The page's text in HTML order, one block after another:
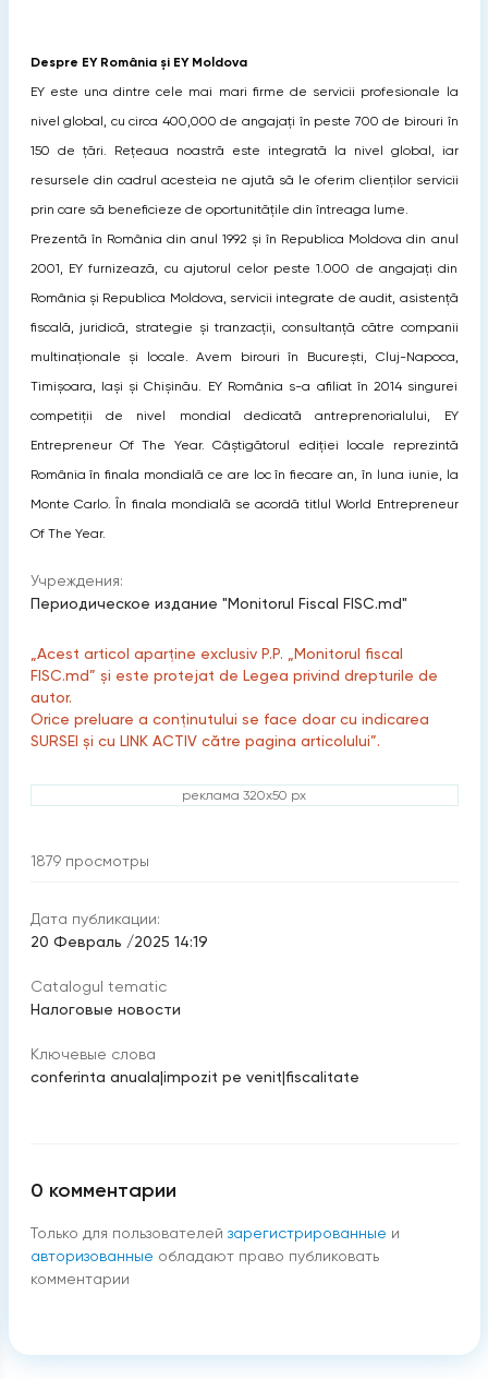
Despre EY România și EY Moldova
EY este una dintre cele mai mari firme de servicii profesionale la
nivel global, cu circa 400,000 de angajați în peste 700 de birouri în
150 de țări. Rețeaua noastră este integrată la nivel global, iar
resursele din cadrul acesteia ne ajută să le oferim clienților servicii
prin care să beneficieze de oportunitățile din întreaga lume.
Prezentă în România din anul 1992 și în Republica Moldova din anul
2001, EY furnizează, cu ajutorul celor peste 1.000 de angajați din
România și Republica Moldova, servicii integrate de audit, asistență
fiscală, juridică, strategie și tranzacții, consultanță către companii
multinaționale și locale. Avem birouri în București, Cluj-Napoca,
Timișoara, Iași și Chișinău. EY România s-a afiliat în 2014 singurei
competiții de nivel mondial dedicată antreprenorialului, EY
Entrepreneur Of The Year. Câștigătorul ediției locale reprezintă
România în finala mondială ce are loc în fiecare an, în luna iunie, la
Monte Carlo. În finala mondială se acordă titlul World Entrepreneur
Of The Year.
Учреждения:
Периодическое издание "Monitorul Fiscal FISC.md"
„Acest articol aparține exclusiv P.P. „Monitorul fiscal
FISC.md” și este protejat de Legea privind drepturile de
autor.
Orice preluare a conținutului se face doar cu indicarea
SURSEI și cu LINK ACTIV către pagina articolului”.
реклама 320x50 px
1879 просмотры
Дата публикации:
20 Февраль /2025 14:19
Catalogul tematic
Налоговые новости
Ключевые слова
conferinta anuala|impozit pe venit|fiscalitate
0 комментарии
Только для пользователей зарегистрированные и
авторизованные обладают право публиковать
комментарии